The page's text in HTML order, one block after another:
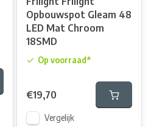
Opbouwspot Gleam 48
LED Mat Chroom
18SMD
Op voorraad*
€19,70
Vergelijk